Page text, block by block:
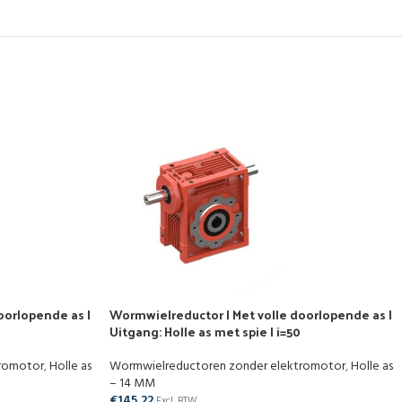
as |
,Holle as
Wormwielreductor | Met volle doorlopende as |
Uitgang: Holle as met spie | i=50
Wormwielreductoren zonder elektromotor,Holle as
– 14 MM